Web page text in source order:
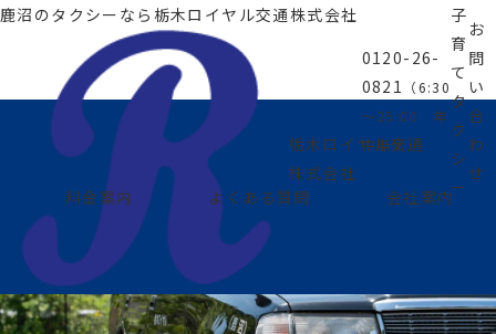
鹿沼のタクシーなら 栃木ロイヤル交通株式会社
栃木ロイヤル交通
株式会社
0120-26-
0821 （6:30
～25:00 年
中無休）
子
育
て
タ
ク
シ
ー
お
問
い
合
わ
せ
料金案内
よくある質問 会社案内